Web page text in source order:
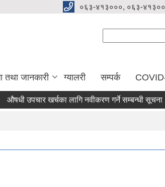
०६३-४१३०००, ०६३-
तथा जानकारी ग्यालरी सम्पर्क
उपचार खर्चका लागि नवीकरण गर्ने सम्बन्धी सूचना